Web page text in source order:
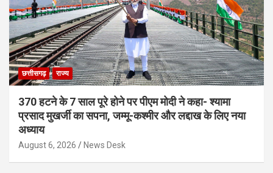
छत्तीसगढ़ राज्य
370 हटने के 7 साल पूरे होने पर पीएम मोदी ने कहा- श्यामा
प्रसाद मुखर्जी का सपना, जम्मू-कश्मीर और लद्दाख के लिए नया
अध्याय
August 6, 2026 News Desk